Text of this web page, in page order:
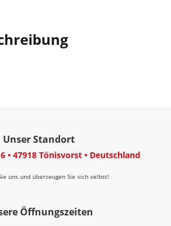
Unser Standort
6• 47918 Tönisvorst• Deutschland
uns und überzeugen Sie sich selbst!
Öffnungszeiten